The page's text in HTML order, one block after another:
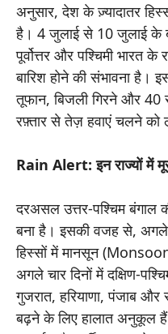
अनुसार, देश के ज़्यादातर
है। 4 जुलाई से 10 जुलाई के
पूर्वोत्तर और पश्चिमी भारत के
बारिश होने की संभावना है।
तूफान, बिजली गिरने और 40
रफ़्तार से तेज़ हवाएं चलने को
Rain Alert: इन राज्यों में
दरअसल उत्तर-पश्चिम बंगाल
बना है। इसकी वजह से, अगले
हिस्सों में मानसून
अगले चार दिनों में दक्षिण-
गुजरात, हरियाणा, पंजाब
बढ़ने के लिए हालात अनुकूल